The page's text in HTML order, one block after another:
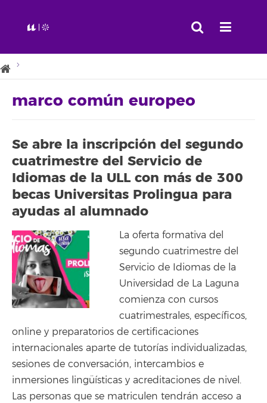
marco común europeo
Se abre la inscripción del segundo
cuatrimestre del Servicio de
Idiomas de la ULL con más de 300
becas Universitas Prolingua para
ayudas al alumnado
La oferta formativa del
segundo cuatrimestre del
Servicio de Idiomas de la
Universidad de La Laguna
comienza con cursos
cuatrimestrales, específicos,
online y preparatorios de certificaciones
internacionales aparte de tutorías individualizadas,
sesiones de conversación, intercambios e
inmersiones lingüísticas y acreditaciones de nivel.
Las personas que se matriculen tendrán acceso a